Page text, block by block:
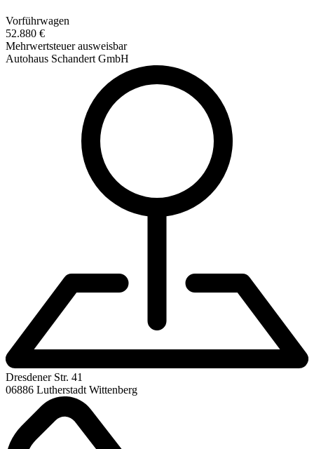
Vorführwagen
52.880 €
Mehrwertsteuer ausweisbar
Autohaus Schandert GmbH
Dresdener Str. 41
06886 Lutherstadt Wittenberg